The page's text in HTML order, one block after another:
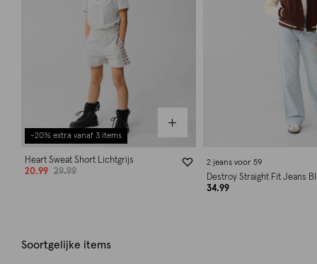
-20% extra vanaf 3 items
Heart Sweat Short Lichtgrijs
20.99
29.99
2 jeans voor 59
Destroy Straight Fit Jeans
34.99
Soortgelijke items